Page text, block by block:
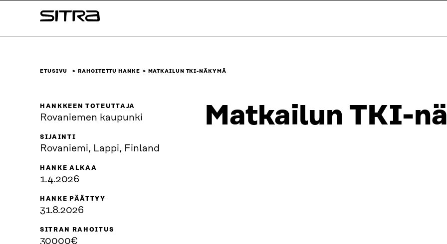
sisältöön
Sitra
ETUSIVU RAHOITETTU HANKE MATKAILUN TKI-NÄKYMÄ
Matkailun TKI-
HANKKEEN TOTEUTTAJA
Rovaniemen kaupunki
SIJAINTI
Rovaniemi, Lappi, Finland
HANKE ALKAA
1.4.2026
HANKE PÄÄTTYY
31.8.2026
SITRAN RAHOITUS
30000€